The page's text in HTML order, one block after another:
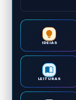
IDEIAS
LEITURAS